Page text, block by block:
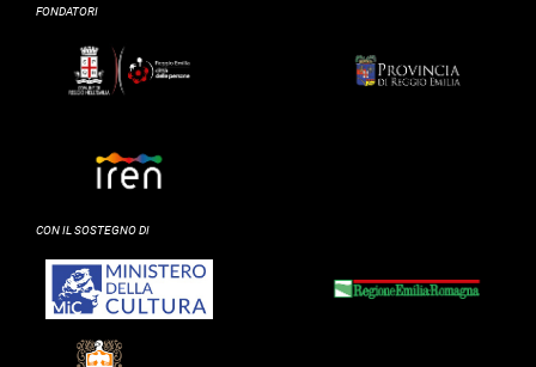
FONDATORI
CON IL SOSTEGNO DI